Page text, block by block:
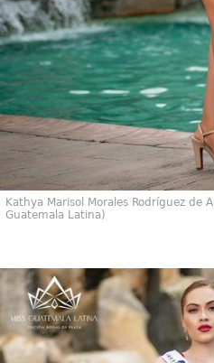
Kathya Marisol Morales Rodríguez de
Guatemala Latina)